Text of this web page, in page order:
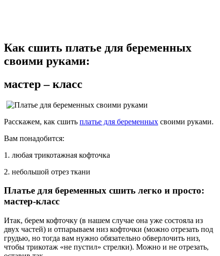
Как сшить платье для беременных
своими руками:
мастер – класс
Расскажем, как сшить платье для беременных своими руками.
Вам понадобится:
1. любая трикотажная кофточка
2. небольшой отрез ткани
Платье для беременных сшить легко и просто:
мастер-класс
Итак, берем кофточку (в нашем случае она уже состояла из
двух частей) и отпарываем низ кофточки (можно отрезать под
грудью, но тогда вам нужно обязательно обверлочить низ,
чтобы трикотаж «не пустил» стрелки). Можно и не отрезать,